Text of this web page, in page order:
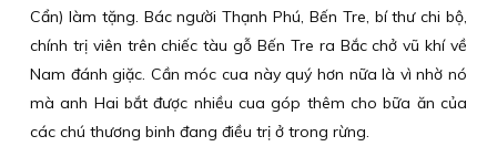
Cẩn) làm tặng. Bác người Thạnh Phú, Bến Tre, bí thư chi bộ,
chính trị viên trên chiếc tàu gỗ Bến Tre ra Bắc chở vũ khí về
Nam đánh giặc. Cần móc cua này quý hơn nữa là vì nhờ nó
mà anh Hai bắt được nhiều cua góp thêm cho bữa ăn của
các chú thương binh đang điều trị ở trong rừng.